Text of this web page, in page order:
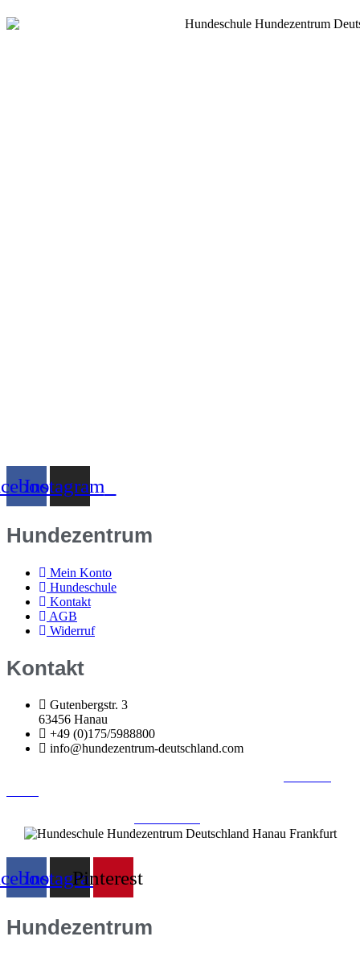
Instagram
Hundezentrum
Mein Konto
Hundeschule
Kontakt
AGB
Widerruf
Kontakt
Gutenbergstr. 3
63456 Hanau
+49 (0)175/5988800
info@hundezentrum-deutschland.com
InstagramPinterest
Hundezentrum